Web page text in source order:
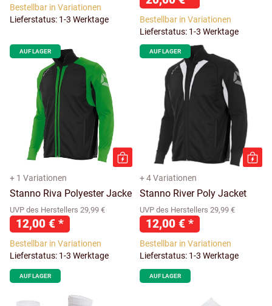
Bestellbar in Variationen
Lieferstatus: 1-3 Werktage
Bestellbar in Variationen
Lieferstatus: 1-3 Werktage
AUF LAGER
+ 1 Variationen
Stanno Riva Polyester Jacke
UVP des Herstellers 29,99 €
12,00 € *
Bestellbar in Variationen
Lieferstatus: 1-3 Werktage
AUF LAGER
+ 4 Variationen
Stanno River Poly Jacket
UVP des Herstellers 29,99 €
12,00 € *
Bestellbar in Variationen
Lieferstatus: 1-3 Werktage
AUF LAGER AUF LAGER